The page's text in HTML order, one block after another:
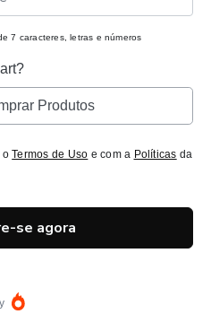
7 caracteres, letras e números
Produtos
oTermos de Uso e com a Políticas da
se agora